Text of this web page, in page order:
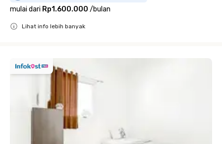
mulai dari Rp1.600.000 /bulan
Lihat info lebih banyak